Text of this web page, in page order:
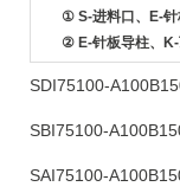
① S-进料口、E-
② E-针板导柱、
SDI75100-
SBI75100-
SAI75100-